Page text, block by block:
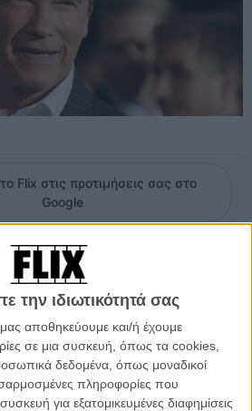
την ιδιωτικότητά σας
μας αποθηκεύουμε και/ή έχουμε
σε μια συσκευή, όπως τα cookies,
δεδομένα, όπως μοναδικοί
πληροφορίες που
για εξατομικευμένες διαφημίσεις
Flix στις προτιμήσεις σας στο
Google
Ντε Νίρο μιλά με οργή, θλίψη κι
Ντόναλντ Τραμπ και για το που
Αμερική, άλλος ένας πρωταγωνιστής
Προεδρία.
Νίρο θέλει να δείρει τον Ντόναλντ